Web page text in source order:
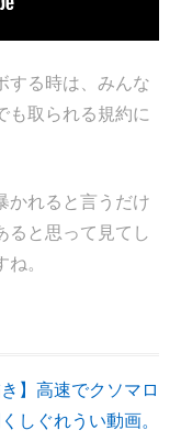
する時は、みんな
も取られる規約に
かれると言うだけ
ると思って見てし
。
き】高速でクソマロ
しぐれうい動画。